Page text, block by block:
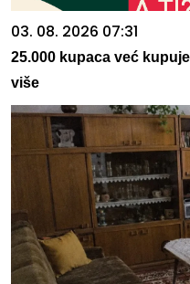
03. 08. 2026 07:31
25.000 kupaca već
više